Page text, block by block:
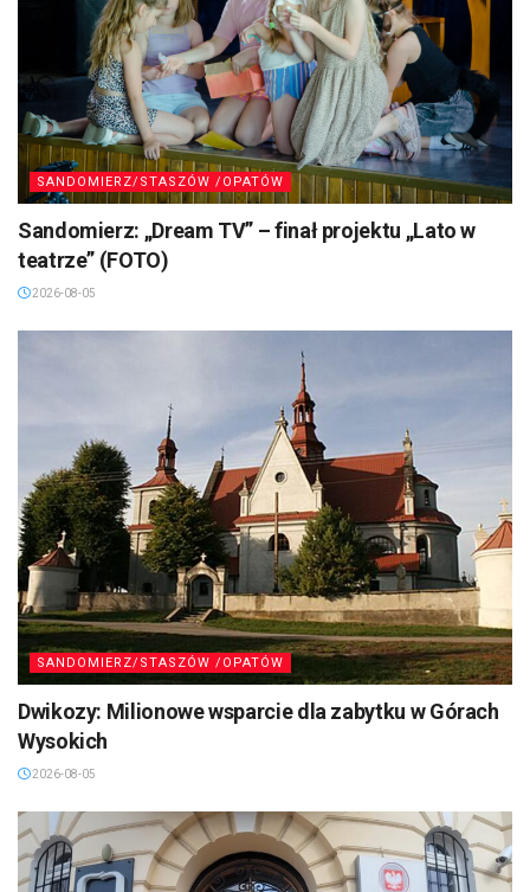
SANDOMIERZ/STASZÓW /OPATÓW
Sandomierz: „Dream TV” – finał projektu „Lato w
teatrze” (FOTO)
2026-08-05
SANDOMIERZ/STASZÓW /OPATÓW
Dwikozy: Milionowe wsparcie dla zabytku w Górach
Wysokich
2026-08-05